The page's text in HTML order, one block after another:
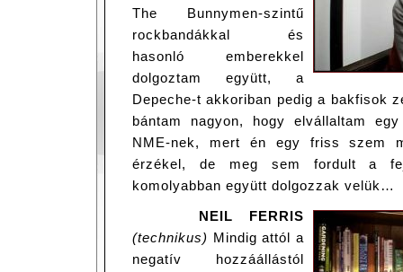
The Bunnymen-szintű
rockbandákkal és
hasonló emberekkel
dolgoztam együtt, a
Depeche-t akkoriban pedig a bakfisok
bántam nagyon, hogy elvállaltam
NME-nek, mert én egy friss szem
érzékel, de meg sem fordult a
komolyabban együtt dolgozzak velük…
NEIL FERRIS
(technikus) Mindig attól a
negatív hozzáállástól